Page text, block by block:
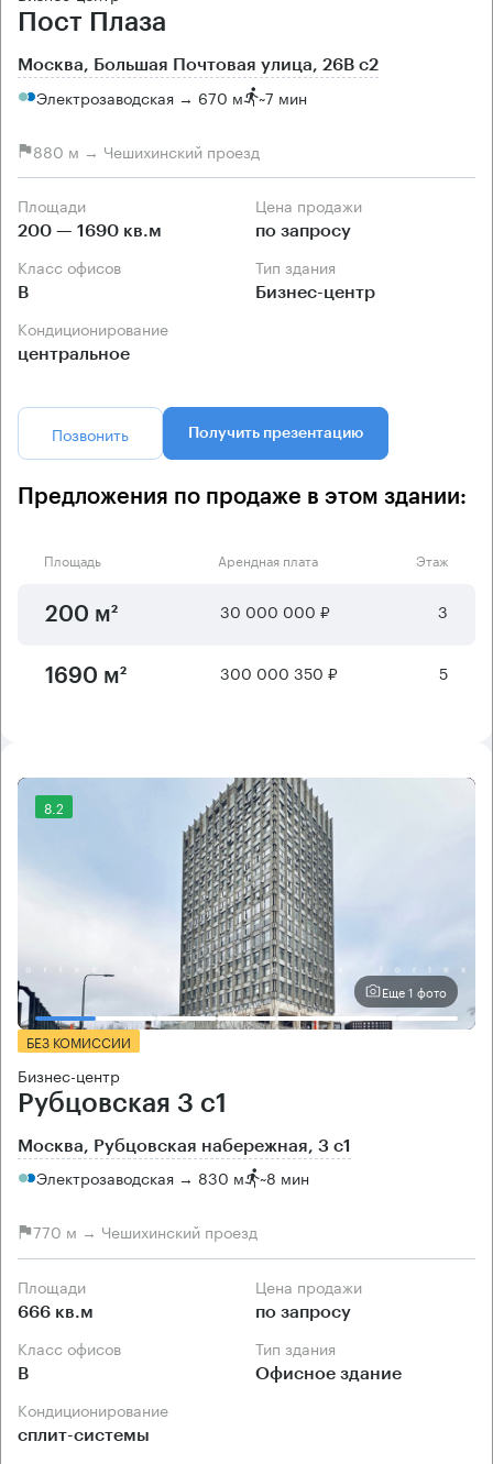
Пост Плаза
Москва, Большая Почтовая улица, 26В с2
Электрозаводская → 670 м ~7 мин
880 м → Чешихинский проезд
Площади
200 — 1690 кв.м
Цена продажи
по запросу
Класс офисов
B
Тип здания
Бизнес-центр
Кондиционирование
центральное
Позвонить Получить презентацию
Предложения по продаже в этом здании:
Площадь Арендная плата Этаж
200 м² 30 000 000 ₽ 3
1690 м² 300 000 350 ₽ 5
8.2
Еще 1 фото
БЕЗ КОМИССИИ
Бизнес-центр
Рубцовская 3 с1
Москва, Рубцовская набережная, 3 с1
Электрозаводская → 830 м ~8 мин
770 м → Чешихинский проезд
Площади
666 кв.м
Цена продажи
по запросу
Класс офисов
B
Тип здания
Офисное здание
Кондиционирование
сплит-системы